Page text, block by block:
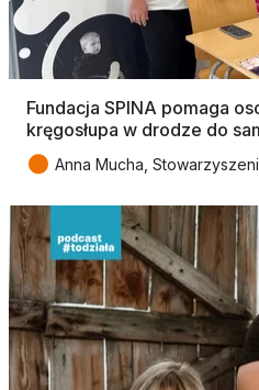
Fundacja SPINA pomaga
kręgosłupa w drodze do
● Anna Mucha,